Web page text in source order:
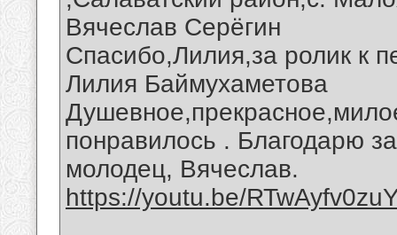
Вячеслав Серёгин
Спасибо,Лилия,за ролик к
Лилия Баймухаметова
понравилось . Благодарю
молодец, Вячеслав.
https://youtu.be/